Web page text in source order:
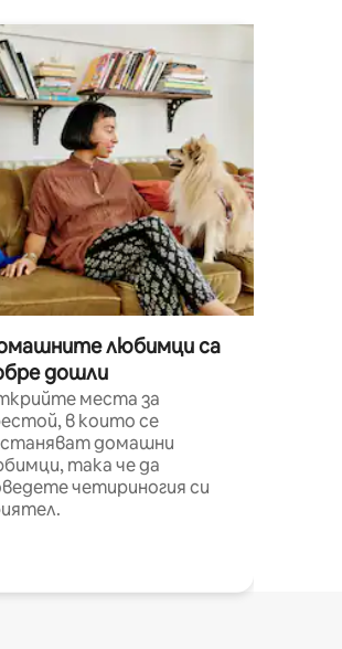
любимци са
дошли
места за
в които се
домашни
така че да
четириногия си